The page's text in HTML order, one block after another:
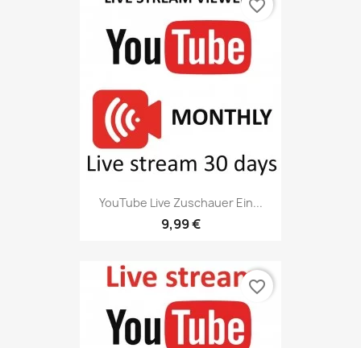
YouTube Live Zuschauer Ein...
9,99 €
favorite_border
favorite_border